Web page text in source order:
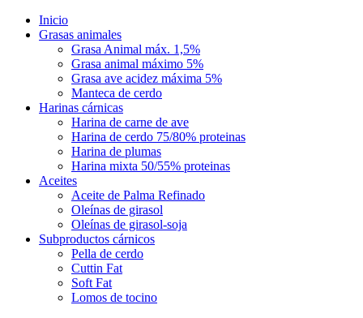
Inicio
Grasas animales
Grasa Animal máx. 1,5%
Grasa animal máximo 5%
Grasa ave acidez máxima 5%
Manteca de cerdo
Harinas cárnicas
Harina de carne de ave
Harina de cerdo 75/80% proteinas
Harina de plumas
Harina mixta 50/55% proteinas
Aceites
Aceite de Palma Refinado
Oleínas de girasol
Oleínas de girasol-soja
Subproductos cárnicos
Pella de cerdo
Cuttin Fat
Soft Fat
Lomos de tocino